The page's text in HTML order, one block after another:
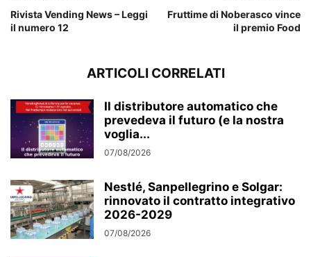
Rivista Vending News – Leggi
il numero 12
Fruttime di Noberasco vince
il premio Food
ARTICOLI CORRELATI
Il distributore automatico che
prevedeva il futuro (e la nostra
voglia...
07/08/2026
Nestlé, Sanpellegrino e Solgar:
rinnovato il contratto integrativo
2026-2029
07/08/2026